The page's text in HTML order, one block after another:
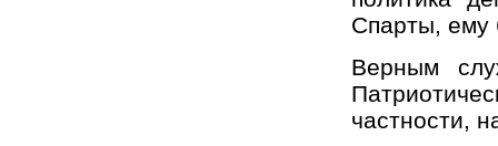
Спарты, ему
Верным
частности,